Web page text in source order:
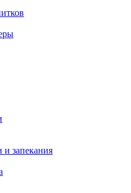
и запекания